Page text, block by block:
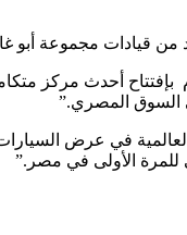
قيادات مجموعة أبو
بإفتتاح أحدث مركز
السوق المصري.”
في عرض
للمرة الأولى في مصر.”